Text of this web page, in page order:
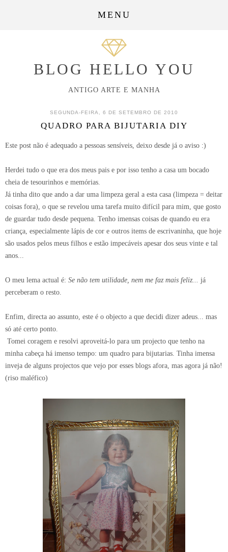
MENU
BLOG HELLO YOU
ANTIGO ARTE E MANHA
SEGUNDA-FEIRA, 6 DE SETEMBRO DE 2010
QUADRO PARA BIJUTARIA DIY
Este post não é adequado a pessoas sensíveis, deixo desde já o aviso :)
Herdei tudo o que era dos meus pais e por isso tenho a casa um bocado
cheia de tesourinhos e memórias.
Já tinha dito que ando a dar uma limpeza geral a esta casa (limpeza = deitar
coisas fora), o que se revelou uma tarefa muito difícil para mim, que gosto
de guardar tudo desde pequena. Tenho imensas coisas de quando eu era
criança, especialmente lápis de cor e outros items de escrivaninha, que hoje
são usados pelos meus filhos e estão impecáveis apesar dos seus vinte e tal
anos...
O meu lema actual é: Se não tem utilidade, nem me faz mais feliz...
já
perceberam o resto.
Enfim, directa ao assunto, este é o objecto a que decidi dizer adeus... mas
só até certo ponto.
Tomei coragem e resolvi aproveitá-lo para um projecto que tenho na
minha cabeça há imenso tempo: um quadro para bijutarias. Tinha imensa
inveja de alguns projectos que vejo por esses blogs afora, mas agora já não!
(riso maléfico)